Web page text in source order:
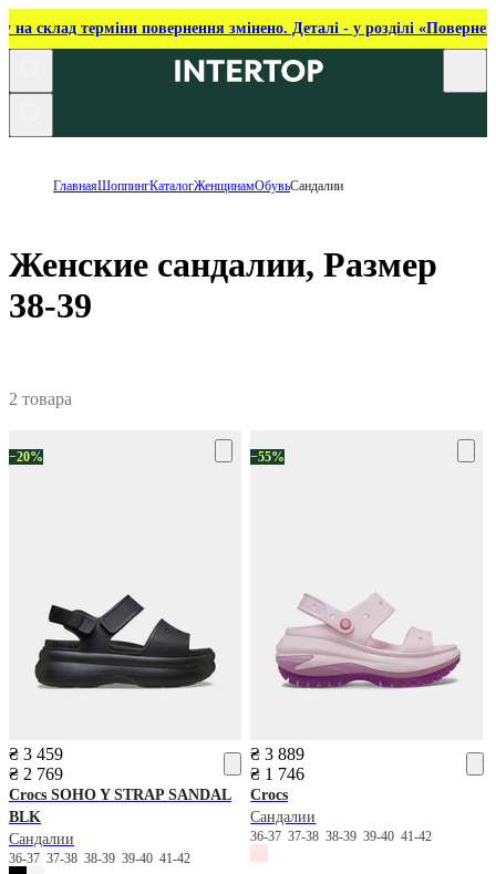
на склад терміни повернення змінено. Деталі - у розділі
ГлавнаяШоппингКаталогЖенщинамОбувьСандалии
Женские сандалии, Размер
38-39
2 товара
−20%
₴ 3 459
₴ 2 769
Crocs SOHO Y STRAP SANDAL
BLK
Сандалии
36-37 37-38 38-39 39-40 41-42
−55%
₴ 3 889
₴ 1 746
Crocs
Сандалии
36-3737-3838-3939-4041-42